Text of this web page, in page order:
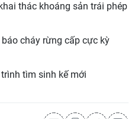
thác khoáng sản trái phép
cháy rừng cấp cực kỳ
tìm sinh kế mới